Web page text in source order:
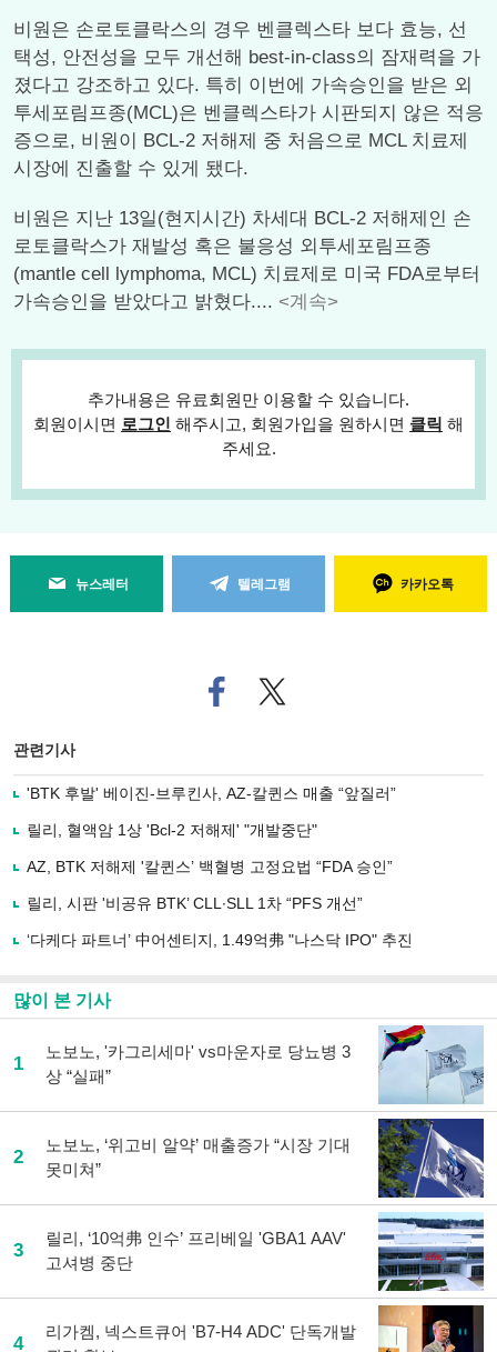
비원은 손로토클락스의 경우 벤클렉스타 보다 효능, 선
택성, 안전성을 모두 개선해 best-in-class의 잠재력을 가
졌다고 강조하고 있다. 특히 이번에 가속승인을 받은 외
투세포림프종(MCL)은 벤클렉스타가 시판되지 않은 적응
증으로, 비원이 BCL-2 저해제 중 처음으로 MCL 치료제
시장에 진출할 수 있게 됐다.
비원은 지난 13일(현지시간) 차세대 BCL-2 저해제인 손
로토클락스가 재발성 혹은 불응성 외투세포림프종
(mantle cell lymphoma, MCL) 치료제로 미국 FDA로부터
가속승인을 받았다고 밝혔다.... <계속>
추가내용은 유료회원만 이용할 수 있습니다.
회원이시면 로그인 해주시고, 회원가입을 원하시면 클릭 해
주세요.
뉴스레터 텔레그램 카카오톡
페
이
로
기
사
유
기
트위
터로
관련기사
'BTK 후발' 베이진-브루킨사, AZ-칼퀸스 매출 “앞질러”
릴리, 혈액암 1상 'Bcl-2 저해제' "개발중단"
AZ, BTK 저해제 '칼퀸스’ 백혈병 고정요법 “FDA 승인”
릴리, 시판 '비공유 BTK’ CLL∙SLL 1차 “PFS 개선”
‘다케다 파트너’ 中어센티지, 1.49억弗 "나스닥 IPO" 추진
많이 본 기사
1
노보노, '카그리세마' vs마운자로 당뇨병 3
상 “실패”
2
노보노, ‘위고비 알약’ 매출증가 “시장 기대
못미쳐”
3
릴리, ‘10억弗 인수’ 프리베일 'GBA1 AAV'
고셔병 중단
4
리가켐, 넥스트큐어 'B7-H4 ADC' 단독개발